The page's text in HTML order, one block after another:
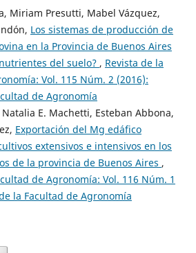
Miriam Presutti, Mabel Vázquez,
Los sistemas de producción de
en la Provincia de Buenos Aires
del suelo? , Revista de la
Vol. 115 Núm. 2 (2016):
de Agronomía
E. Machetti, Esteban Abbona,
Exportación del Mg edáfico
extensivos e intensivos en los
de la provincia de Buenos Aires ,
de Agronomía: Vol. 116 Núm. 1
la Facultad de Agronomía